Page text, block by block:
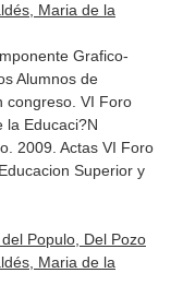
Maria de la
Grafico-
Alumnos de
congreso. VI Foro
la Educaci?N
2009. Actas VI Foro
Superior y
Populo, Del Pozo
Maria de la